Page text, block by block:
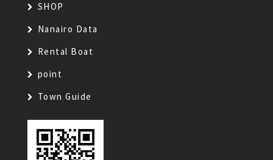
SHOP
Nanairo Data
Rental Boat
point
Town Guide